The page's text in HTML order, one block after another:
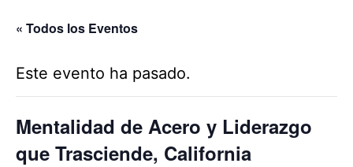
« Todos los Eventos
Este evento ha pasado.
Mentalidad de Acero y Liderazgo
que Trasciende, California